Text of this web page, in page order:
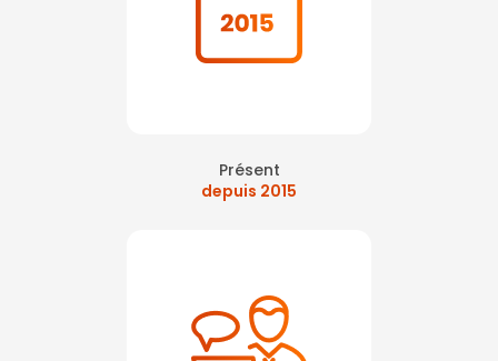
Présent
depuis 2015